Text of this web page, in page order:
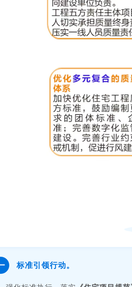
标准引领行动。